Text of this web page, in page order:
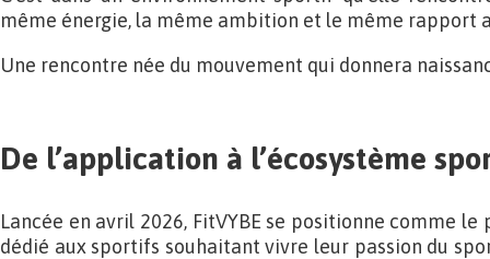
même énergie, la même ambition et le même rapport
Une rencontre née du mouvement qui donnera
De l’application à l’écosystème
Lancée en avril 2026, FitVYBE se positionne comme
dédié aux sportifs souhaitant vivre leur passion du